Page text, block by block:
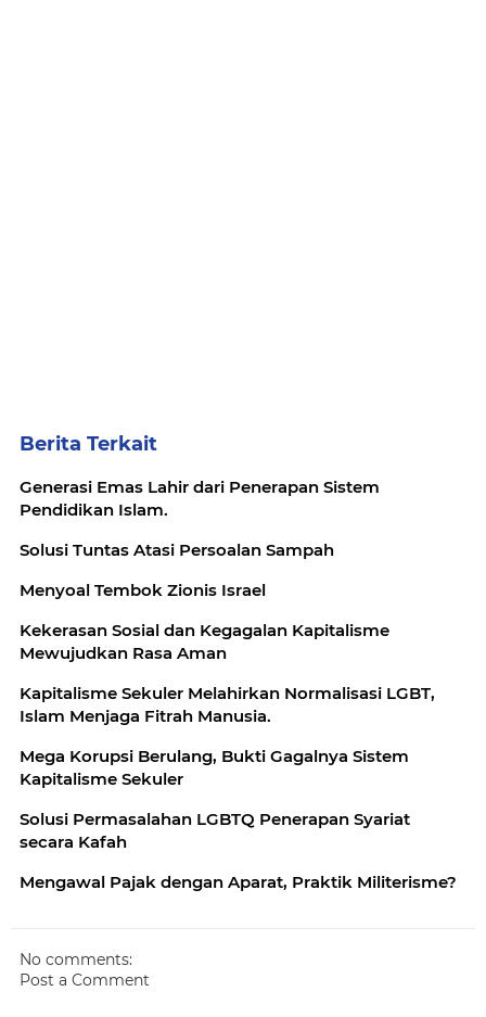
Berita Terkait
Generasi Emas Lahir dari Penerapan Sistem
Pendidikan Islam.
Solusi Tuntas Atasi Persoalan Sampah
Menyoal Tembok Zionis Israel
Kekerasan Sosial dan Kegagalan Kapitalisme
Mewujudkan Rasa Aman
Kapitalisme Sekuler Melahirkan Normalisasi LGBT,
Islam Menjaga Fitrah Manusia.
Mega Korupsi Berulang, Bukti Gagalnya Sistem
Kapitalisme Sekuler
Solusi Permasalahan LGBTQ Penerapan Syariat
secara Kafah
Mengawal Pajak dengan Aparat, Praktik Militerisme?
No comments:
Post a Comment